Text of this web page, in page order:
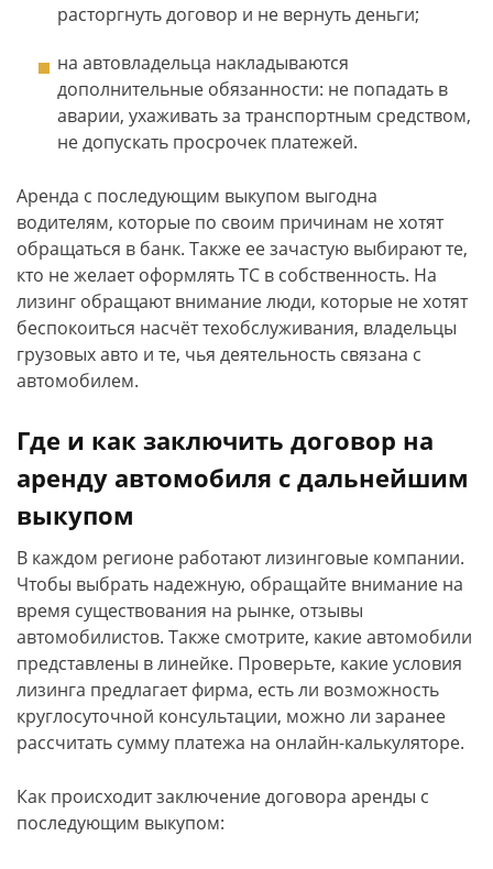
расторгнуть договор и не вернуть деньги;
на автовладельца накладываются
дополнительные обязанности: не попадать в
аварии, ухаживать за транспортным средством,
не допускать просрочек платежей.
Аренда с последующим выкупом выгодна
водителям, которые по своим причинам не хотят
обращаться в банк. Также ее зачастую выбирают те,
кто не желает оформлять ТС в собственность. На
лизинг обращают внимание люди, которые не хотят
беспокоиться насчёт техобслуживания, владельцы
грузовых авто и те, чья деятельность связана с
автомобилем.
Где и как заключить договор на
аренду автомобиля с дальнейшим
выкупом
В каждом регионе работают лизинговые компании.
Чтобы выбрать надежную, обращайте внимание на
время существования на рынке, отзывы
автомобилистов. Также смотрите, какие автомобили
представлены в линейке. Проверьте, какие условия
лизинга предлагает фирма, есть ли возможность
круглосуточной консультации, можно ли заранее
рассчитать сумму платежа на онлайн-калькуляторе.
Как происходит заключение договора аренды с
последующим выкупом: